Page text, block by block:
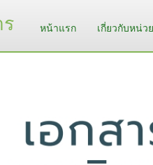
หน้าแรก เกี่ยวกับหน่ว